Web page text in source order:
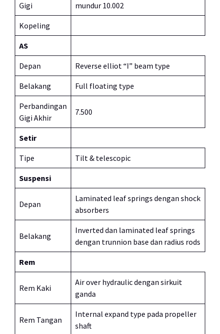
Gigi mundur 10.002
Kopeling
AS
Depan Reverse elliot “I” beam type
Belakang Full floating type
Perbandingan
Gigi Akhir
7.500
Setir
Tipe Tilt & telescopic
Suspensi
Depan
Laminated leaf springs dengan shock
absorbers
Belakang
Inverted dan laminated leaf springs
dengan trunnion base dan radius rods
Rem
Rem Kaki
Air over hydraulic dengan sirkuit
ganda
Rem Tangan
Internal expand type pada propeller
shaft